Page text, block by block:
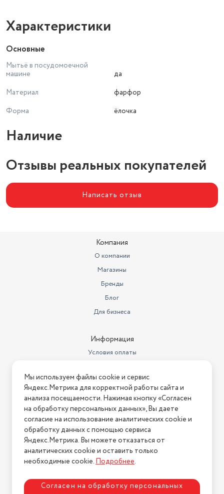
Характеристики
Основные
Мытьё в посудомоечной
машине
да
Материал
фарфор
Форма
ёлочка
Наличие
Отзывы реальных покупателей
Написать отзыв
Компания
О компании
Магазины
Бренды
Блог
Для бизнеса
Информация
Условия оплаты
Условия возврата
Нашли ошибку на сайте? Напишите нам
2026 © Интернет-магазин "АстМаркет". У нас есть всё!
Политика конфиденциальности
Мы используем файлы cookie и сервис
Яндекс.Метрика для корректной работы сайта и
анализа посещаемости. Нажимая кнопку «Согласен
на обработку персональных данных», Вы даете
согласие на использование аналитических cookie и
обработку данных с помощью сервиса
Яндекс.Метрика. Вы можете отказаться от
аналитических cookie и оставить только
необходимые cookie.Подробнее.
Согласен на обработку персональных